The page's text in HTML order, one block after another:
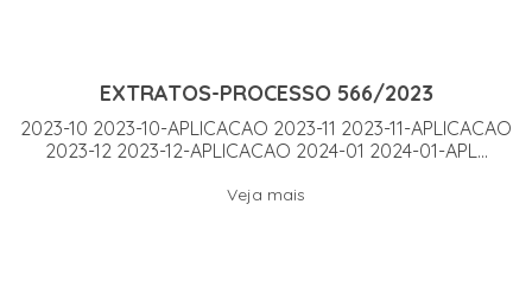
EXTRATOS-PROCESSO 566/2023
2023-10 2023-10-APLICACAO 2023-11 2023-11-APLICACAO
2023-12 2023-12-APLICACAO 2024-01 2024-01-APL...
Veja mais